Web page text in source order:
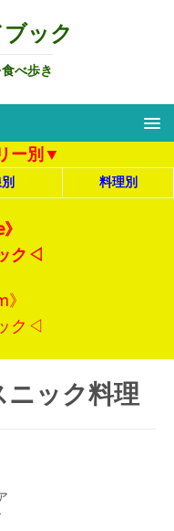
ック
べ歩き
ー別▼
料理別
ク◁
ク◁
ック料理